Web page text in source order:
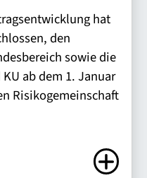
hat
den
sowie die
ab dem 1. Januar
Risikogemeinschaft
Zum Artikel